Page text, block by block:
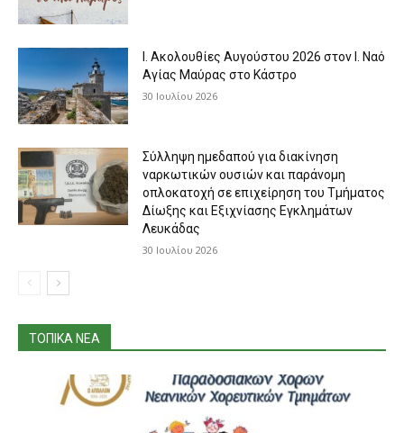
Ι. Ακολουθίες Αυγούστου 2026 στον Ι. Ναό
Αγίας Μαύρας στο Κάστρο
30 Ιουλίου 2026
Σύλληψη ημεδαπού για διακίνηση
ναρκωτικών ουσιών και παράνομη
οπλοκατοχή σε επιχείρηση του Τμήματος
Δίωξης και Εξιχνίασης Εγκλημάτων
Λευκάδας
30 Ιουλίου 2026
ΤΟΠΙΚΑ ΝΕΑ